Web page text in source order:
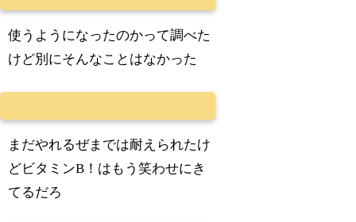
使うようになったのかって調べた
けど別にそんなことはなかった
まだやれるぜまでは耐えられたけ
どビタミンB！はもう笑わせにき
てるだろ